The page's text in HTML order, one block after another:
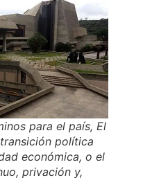
para el país, El
política
económica, o el
privación y,